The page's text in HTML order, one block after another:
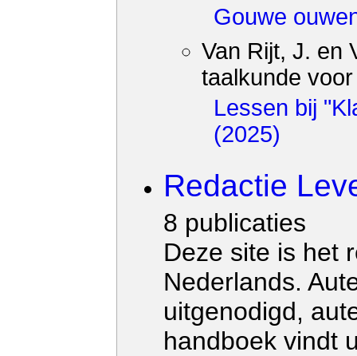
Gouwe
Van Rijt, J. en
taalkunde
Lessen bij
(2025)
Redactie
8 publicaties
Deze site is het
Nederlands.
uitgenodigd,
handboek vindt